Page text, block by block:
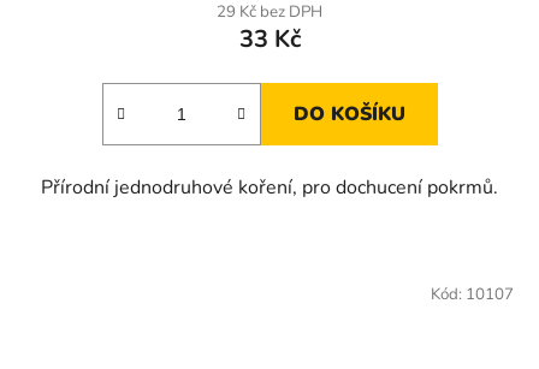
29 Kč bez DPH
33 Kč
DO KOŠÍKU
Přírodní jednodruhové koření, pro dochucení pokrmů.
Kód: 10107